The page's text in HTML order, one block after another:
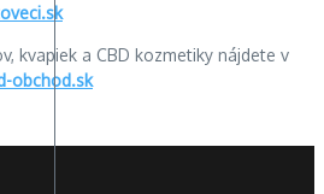
kvapiek a CBD kozmetiky nájdete v
obchod.sk